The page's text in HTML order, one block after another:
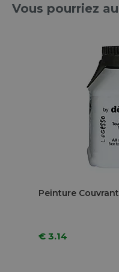
Vous pourriez
Peinture
€ 3.14